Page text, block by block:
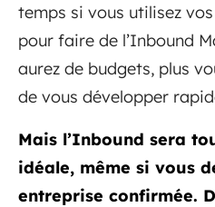
temps si vous utilisez
pour faire de l’Inbound
aurez de budgets, plus
de vous développer
Mais l’Inbound sera
idéale, même si vous
entreprise confirmée.